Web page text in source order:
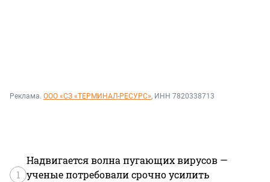
Реклама. ООО «СЗ «ТЕРМИНАЛ-РЕСУРС», ИНН 7820338713
1
Надвигается волна пугающих вирусов —
ученые потребовали срочно усилить